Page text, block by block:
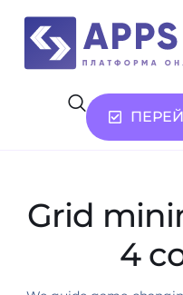
Возможности
О нас
Grid
4